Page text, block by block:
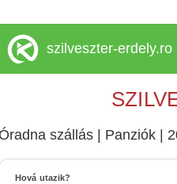
szilveszter-erdely.ro
Óradna szállás | Panziók |
Hová utazik?